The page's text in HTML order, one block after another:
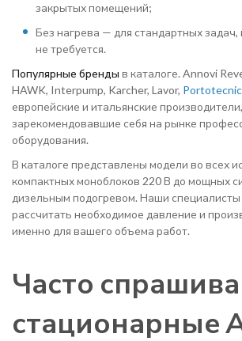
закрытых помещений;
Без нагрева — для стандартных задач,
не требуется.
Популярные бренды в каталоге. Annovi
HAWK, Interpump, Karcher, Lavor,
европейские и итальянские
зарекомендовавшие себя на рынке
оборудования.
В каталоге представлены модели во всех
компактных моноблоков 220 В до мощных
дизельным подогревом. Наши специалисты
рассчитать необходимое давление и
именно для вашего объема работ.
Часто
стационарные